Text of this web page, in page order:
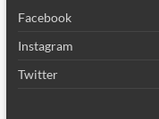
Facebook
Instagram
Twitter